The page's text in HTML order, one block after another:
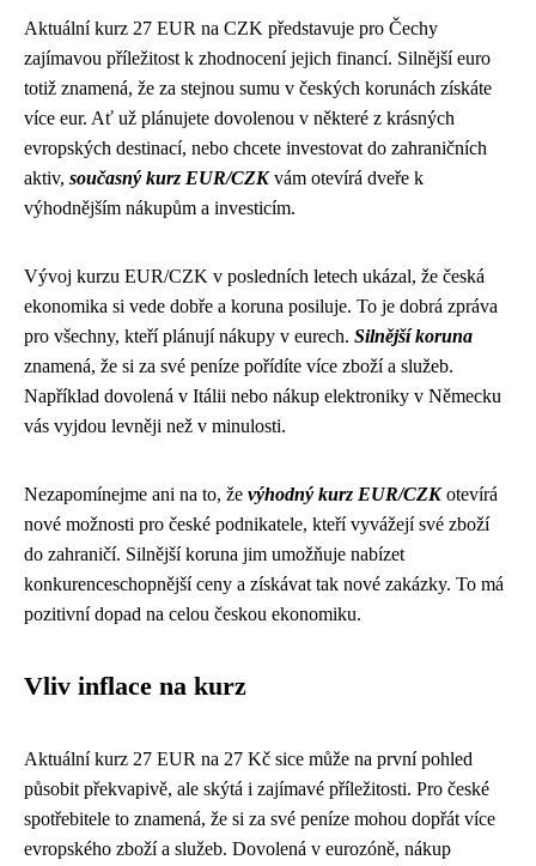
Aktuální kurz 27 EUR na CZK představuje pro Čechy
zajímavou příležitost k zhodnocení jejich financí. Silnější euro
totiž znamená, že za stejnou sumu v českých korunách získáte
více eur. Ať už plánujete dovolenou v některé z krásných
evropských destinací, nebo chcete investovat do zahraničních
aktiv, současný kurz EUR/CZKvám otevírá dveře k
výhodnějším nákupům a investicím.
Vývoj kurzu EUR/CZK v posledních letech ukázal, že česká
ekonomika si vede dobře a koruna posiluje. To je dobrá zpráva
pro všechny, kteří plánují nákupy v eurech. Silnější koruna
znamená, že si za své peníze pořídíte více zboží a služeb.
Například dovolená v Itálii nebo nákup elektroniky v Německu
vás vyjdou levněji než v minulosti.
Nezapomínejme ani na to, že výhodný kurz EUR/CZKotevírá
nové možnosti pro české podnikatele, kteří vyvážejí své zboží
do zahraničí. Silnější koruna jim umožňuje nabízet
konkurenceschopnější ceny a získávat tak nové zakázky. To má
pozitivní dopad na celou českou ekonomiku.
Vliv inflace na kurz
Aktuální kurz 27 EUR na 27 Kč sice může na první pohled
působit překvapivě, ale skýtá i zajímavé příležitosti. Pro české
spotřebitele to znamená, že si za své peníze mohou dopřát více
evropského zboží a služeb. Dovolená v eurozóně, nákup